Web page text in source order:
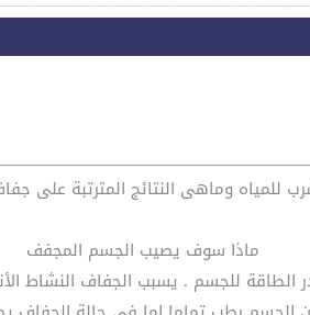
النتائج المترتبة على جفاف الجسم وعدم
ماذا سوف يصيب الجسم المجفف